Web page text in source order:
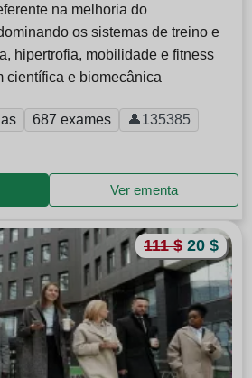
na melhoria do
os sistemas de treino e
hipertrofia, mobilidade e fitness
científica e biomecânica
687 exames 👤135385
Ver ementa
111 $ 20 $